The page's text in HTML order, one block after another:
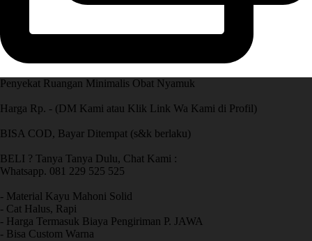
Penyekat Ruangan Minimalis Obat Nyamuk
Harga Rp. - (DM Kami atau Klik Link Wa Kami di Profil)
BISA COD, Bayar Ditempat (s&k berlaku)
BELI ? Tanya Tanya Dulu, Chat Kami :
Whatsapp. 081 229 525 525
- Material Kayu Mahoni Solid
- Cat Halus, Rapi
- Harga Termasuk Biaya Pengiriman P. JAWA
- Bisa Custom Warna